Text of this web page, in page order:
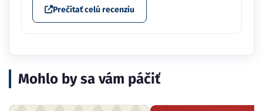
Prečítať celú recenziu
Mohlo by sa vám páčiť